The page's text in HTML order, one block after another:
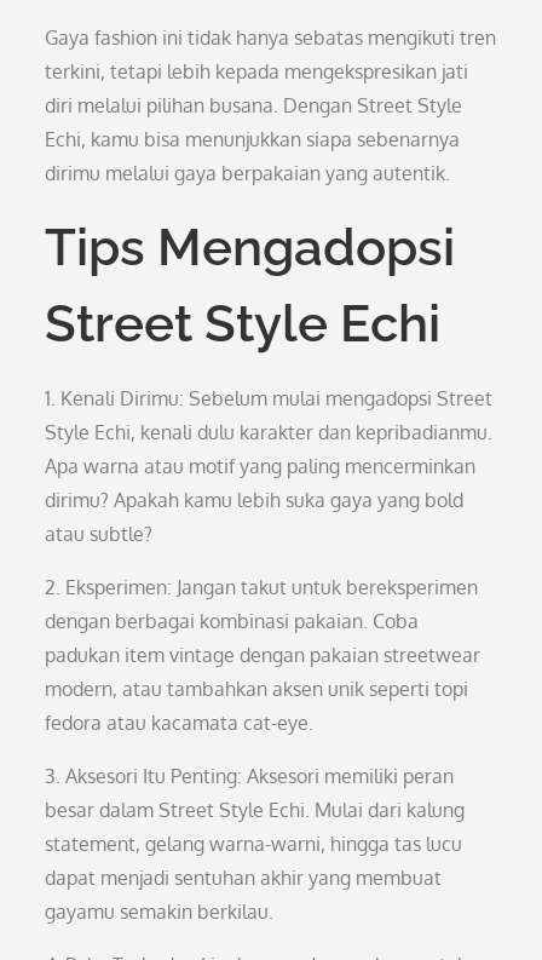
Gaya fashion ini tidak hanya sebatas mengikuti tren
terkini, tetapi lebih kepada mengekspresikan jati
diri melalui pilihan busana. Dengan Street Style
Echi, kamu bisa menunjukkan siapa sebenarnya
dirimu melalui gaya berpakaian yang autentik.
Tips Mengadopsi
Street Style Echi
1. Kenali Dirimu: Sebelum mulai mengadopsi Street
Style Echi, kenali dulu karakter dan kepribadianmu.
Apa warna atau motif yang paling mencerminkan
dirimu? Apakah kamu lebih suka gaya yang bold
atau subtle?
2. Eksperimen: Jangan takut untuk bereksperimen
dengan berbagai kombinasi pakaian. Coba
padukan item vintage dengan pakaian streetwear
modern, atau tambahkan aksen unik seperti topi
fedora atau kacamata cat-eye.
3. Aksesori Itu Penting: Aksesori memiliki peran
besar dalam Street Style Echi. Mulai dari kalung
statement, gelang warna-warni, hingga tas lucu
dapat menjadi sentuhan akhir yang membuat
gayamu semakin berkilau.